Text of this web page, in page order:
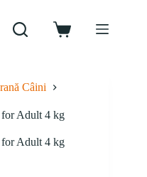
Coș
Câini
for Adult 4 kg
for Adult 4 kg